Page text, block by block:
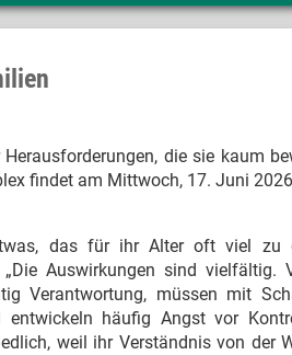
die sie kaum
findet am Mittwoch, 17. Juni
das für ihr Alter oft viel zu
Auswirkungen sind vielfältig.
Verantwortung, müssen mit
häufig Angst vor
weil ihr Verständnis von der